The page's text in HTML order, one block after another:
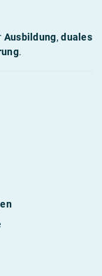
Ausbildung,duales
.